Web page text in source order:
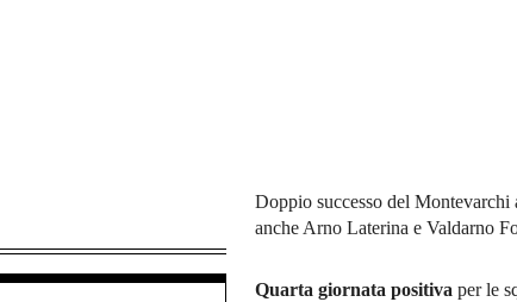
Doppio successo del
anche Arno Laterina e Valdarno
Quarta giornata positiva per le